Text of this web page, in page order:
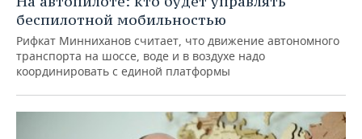
беспилотной мобильностью
Рифкат Минниханов считает, что движение автономного
транспорта на шоссе, воде и в воздухе надо
координировать с единой платформы